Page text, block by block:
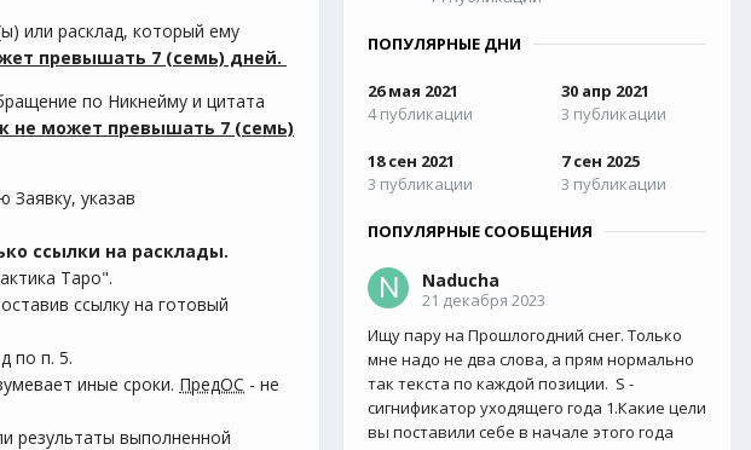
или расклад, который ему
превышать 7 (семь) дней.
по Никнейму и цитата
не может превышать 7 (семь)
Заявку, указав
ссылки на расклады.
Таро".
ссылку на готовый
по п. 5.
иные сроки. ПредОС - не
результаты выполненной
ПОПУЛЯРНЫЕ ДНИ
26 мая 2021
4 публикации
30 апр 2021
3 публикации
18 сен 2021
3 публикации
7 сен 2025
3 публикации
ПОПУЛЯРНЫЕ СООБЩЕНИЯ
Naducha
21 декабря 2023
Ищу пару на Прошлогодний снег. Только
мне надо не два слова, а прям нормально
так текста по каждой позиции. S -
сигнификатор уходящего года 1.Какие цели
вы поставили себе в начале этого года